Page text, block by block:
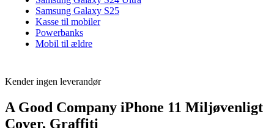
Samsung Galaxy S25
Kasse til mobiler
Powerbanks
Mobil til ældre
Kender ingen leverandør
A Good Company iPhone 11 Miljøvenligt
Cover, Graffiti